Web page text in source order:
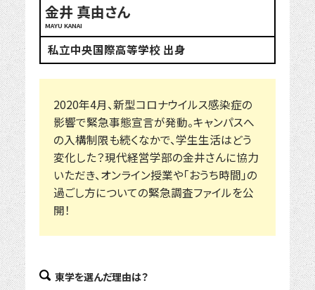
金井 真由さん
MAYU KANAI
私立中央国際高等学校 出身
2020年4月、新型コロナウイルス感染症の
影響で緊急事態宣言が発動。キャンパスへ
の入構制限も続くなかで、学生生活はどう
変化した？現代経営学部の金井さんに協力
いただき、オンライン授業や「おうち時間」の
過ごし方についての緊急調査ファイルを公
開！
東学を選んだ理由は？